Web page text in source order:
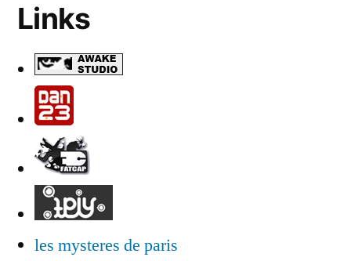
Links
les mysteres de paris